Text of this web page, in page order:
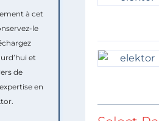
à cet
le
et
de
en